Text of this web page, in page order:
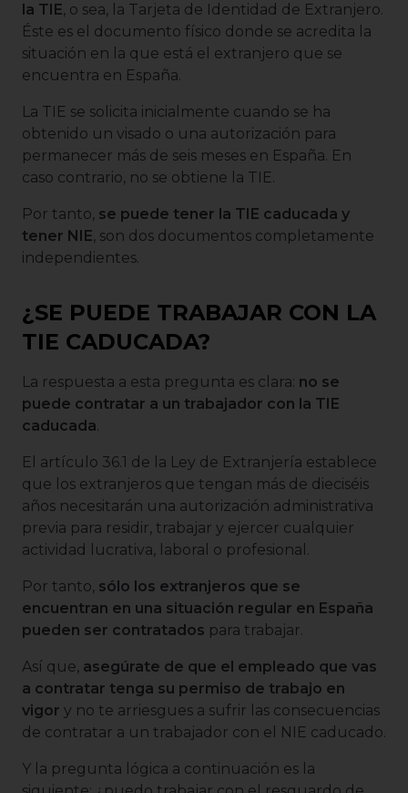
la TIE, o sea, la Tarjeta de Identidad de Extranjero.
Éste es el documento físico donde se acredita la
situación en la que está el extranjero que se
encuentra en España.
La TIE se solicita inicialmente cuando se ha
obtenido un visado o una autorización para
permanecer más de seis meses en España. En
caso contrario, no se obtiene la TIE.
Por tanto, se puede tener la TIE caducada y
tener NIE, son dos documentos completamente
independientes.
¿SE PUEDE TRABAJAR CON LA
TIE CADUCADA?
La respuesta a esta pregunta es clara: no se
puede contratar a un trabajador con la TIE
caducada.
El artículo 36.1 de la Ley de Extranjería establece
que los extranjeros que tengan más de dieciséis
años necesitarán una autorización administrativa
previa para residir, trabajar y ejercer cualquier
actividad lucrativa, laboral o profesional.
Por tanto, sólo los extranjeros que se
encuentran en una situación regular en España
pueden ser contratados para trabajar.
Así que, asegúrate de que el empleado que vas
a contratar tenga su permiso de trabajo en
vigor y no te arriesgues a sufrir las consecuencias
de contratar a un trabajador con el NIE caducado.
Y la pregunta lógica a continuación es la